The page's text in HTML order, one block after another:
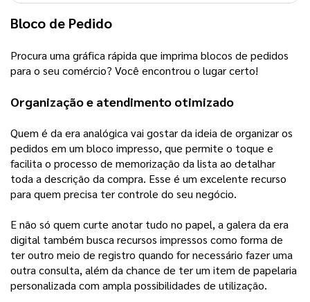
Bloco de Pedido
Procura uma gráfica rápida que imprima blocos de pedidos
para o seu comércio? Você encontrou o lugar certo!
Organização e atendimento otimizado
Quem é da era analógica vai gostar da ideia de organizar os
pedidos em um bloco impresso, que permite o toque e
facilita o processo de memorização da lista ao detalhar
toda a descrição da compra. Esse é um excelente recurso
para quem precisa ter controle do seu negócio.
E não só quem curte anotar tudo no papel, a galera da era
digital também busca recursos impressos como forma de
ter outro meio de registro quando for necessário fazer uma
outra consulta, além da chance de ter um item de papelaria
personalizada com ampla possibilidades de utilização.